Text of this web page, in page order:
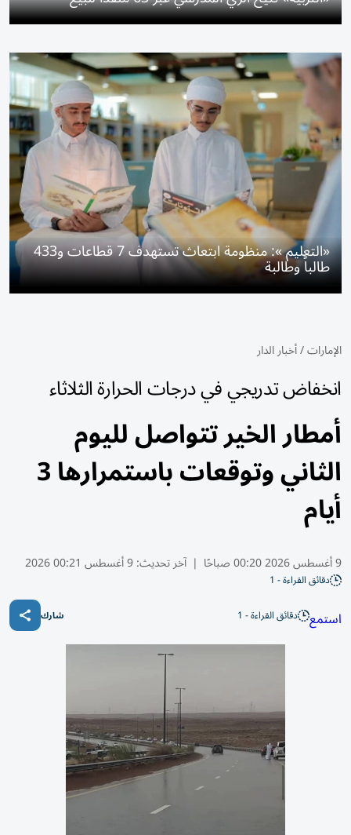
«التعليم »: منظومة ابتعاث تستهدف 7 قطاعات و433
طالباً وطالبة
الإمارات/أخبار الدار
انخفاض تدريجي في درجات الحرارة الثلاثاء
أمطار الخير تتواصل لليوم
الثاني وتوقعات باستمرارها 3
أيام
9 أغسطس 2026 00:20 صباحًا | آخر تحديث:9 أغسطس 00:21 2026
دقائق القراءة - 1
استمع دقائق القراءة - 1 شارك